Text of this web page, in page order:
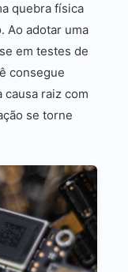
quebra física
Ao adotar uma
em testes de
consegue
raiz com
se torne